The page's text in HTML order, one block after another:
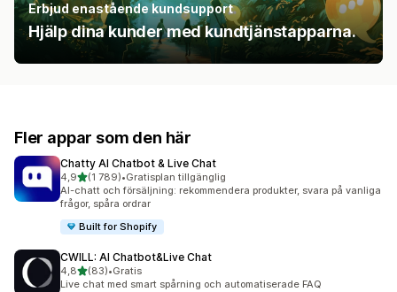
Erbjud enastående kundsupport
Hjälp dina kunder med kundtjänstapparna.
Fler appar som den här
Chatty AI Chatbot & Live Chat
4,9av 5 stjärnor
(1 789)
1789 recensioner totalt
•Gratisplan tillgänglig
AI-chatt och försäljning: rekommendera produkter, svara på vanliga
frågor, spåra ordrar
Built for Shopify
CWILL: AI Chatbot&Live Chat
4,8av 5 stjärnor
(83)
83 recensioner totalt
•Gratis
Live chat med smart spårning och automatiserade FAQ